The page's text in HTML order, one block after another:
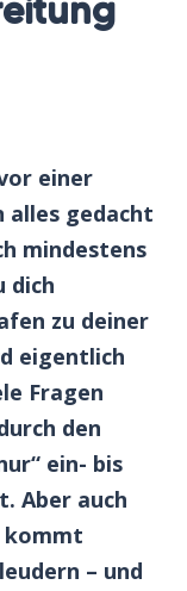
einer
alles gedacht
mindestens
dich
zu deiner
eigentlich
Fragen
den
ein- bis
Aber auch
kommt
– und